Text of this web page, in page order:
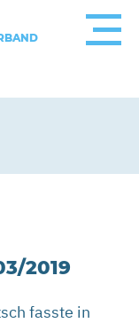
2019
fasste in